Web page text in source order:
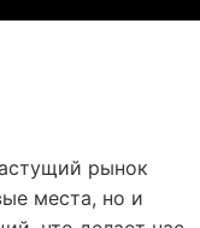
рынок
места, но и